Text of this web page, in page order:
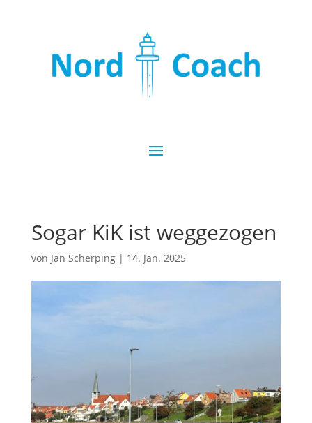
Sogar KiK ist weggezogen
von Jan Scherping| 14. Jan. 2025